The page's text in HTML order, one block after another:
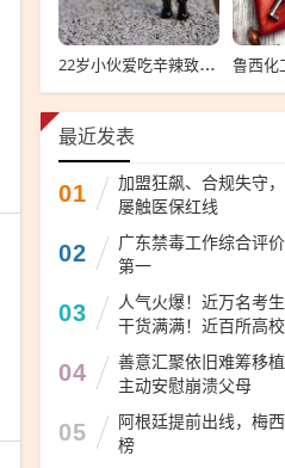
22岁小伙爱吃辛辣致肠道大出血，辛辣食物过量导致肠道大出血的年轻小伙 鲁西化
最近发表
01
加盟狂飙、合规失守
屡触医保红线
02
广东禁毒工作综合评
第一
03
人气火爆！近万名考
干货满满！近百所高
04
善意汇聚依旧难筹移
主动安慰崩溃父母
05
阿根廷提前出线，梅
榜